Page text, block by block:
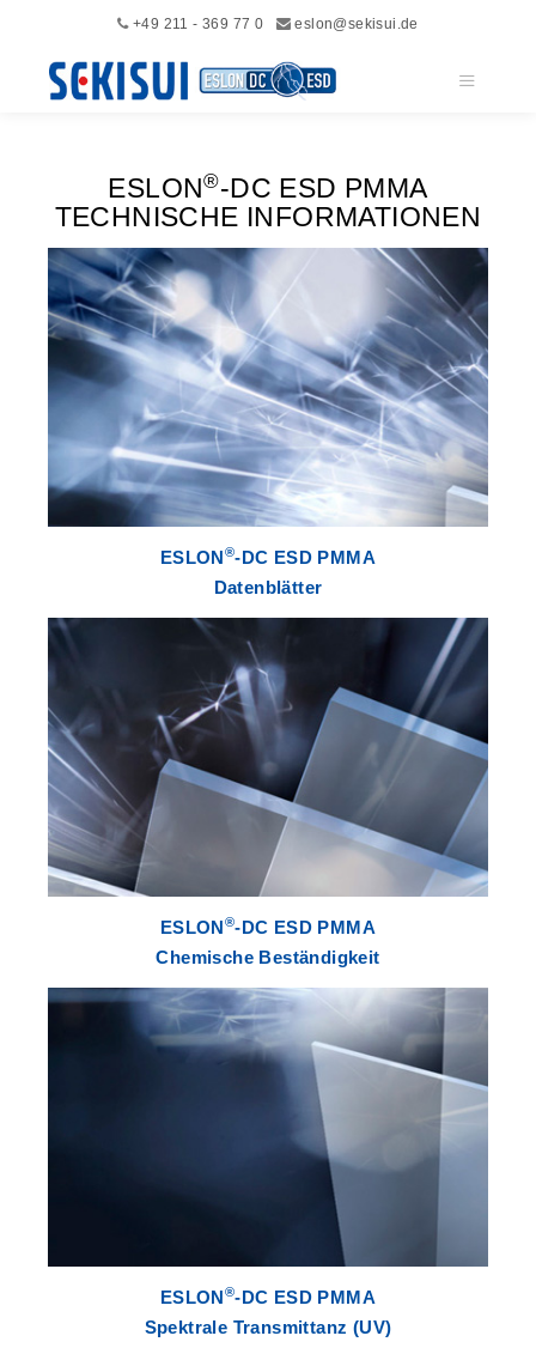
+49 211 - 369 77 0 eslon@sekisui.de
ESLON®-DC ESD PMMA
TECHNISCHE INFORMATIONEN
ESLON®-DC ESD PMMA
Datenblätter
ESLON®-DC ESD PMMA
Chemische Beständigkeit
ESLON®-DC ESD PMMA
Spektrale Transmittanz (UV)